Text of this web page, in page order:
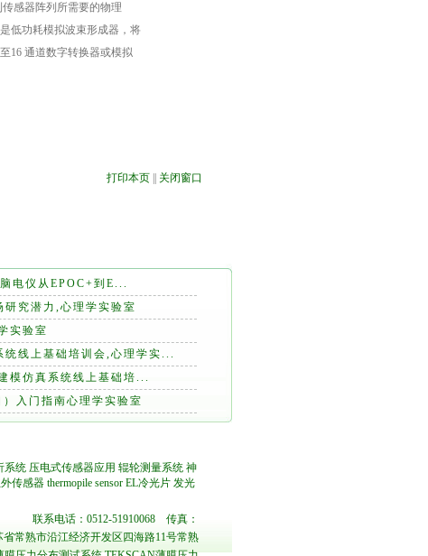
感器阵列所需要的物理
低功耗模拟波束形成器，将
16 通道数字转换器或模拟
打印本页||
关闭窗口
电仪从EPOC+到E...
研究潜力,心理学实验室
实验室
统线上基础培训会,心理学实...
模仿真系统线上基础培...
入门指南心理学实验室
系统 压电式传感器应用 辊轮测量系统 神
传感器 thermopile sensor EL冷光片 发光
联系电话：0512-51910068 传真：
常熟市沿江经济开发区四海路11号常熟